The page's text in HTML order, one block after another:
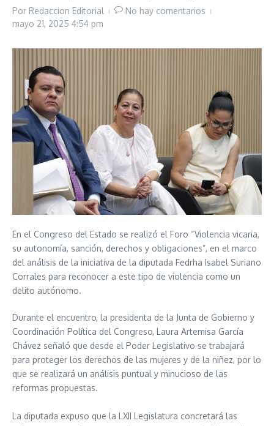
Por Redaccion Editorial
No hay comentarios
mayo 21, 2025 4:54 pm
En el Congreso del Estado se realizó el Foro “Violencia vicaria,
su autonomía, sanción, derechos y obligaciones”, en el marco
del análisis de la iniciativa de la diputada Fedrha Isabel Suriano
Corrales para reconocer a este tipo de violencia como un
delito autónomo.
Durante el encuentro, la presidenta de la Junta de Gobierno y
Coordinación Política del Congreso, Laura Artemisa García
Chávez señaló que desde el Poder Legislativo se trabajará
para proteger los derechos de las mujeres y de la niñez, por lo
que se realizará un análisis puntual y minucioso de las
reformas propuestas.
La diputada expuso que la LXII Legislatura concretará las